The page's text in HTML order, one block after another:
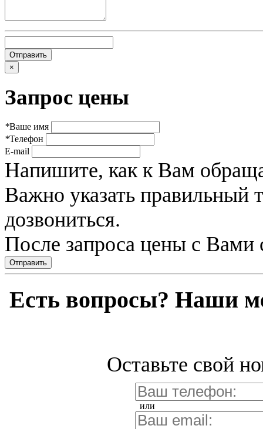
×
Запрос цены
*Ваше имя
*Телефон
E-mail
Напишите, как к Вам
Важно указать
дозвониться.
После запроса цены с Вами
Отправить
Есть вопросы? Наши
Оставьте свой
или